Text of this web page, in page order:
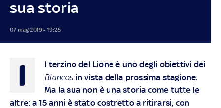
sua storia
07 mag 2019 - 19:25
I
l terzino del Lione è uno degli obiettivi dei
Blancos in vista della prossima stagione.
Ma la sua non è una storia come tutte le
altre: a 15 anni è stato costretto a ritirarsi, con